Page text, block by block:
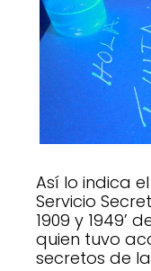
Así lo indica
Servicio
1909 y 1949’
quien tuvo
secretos de